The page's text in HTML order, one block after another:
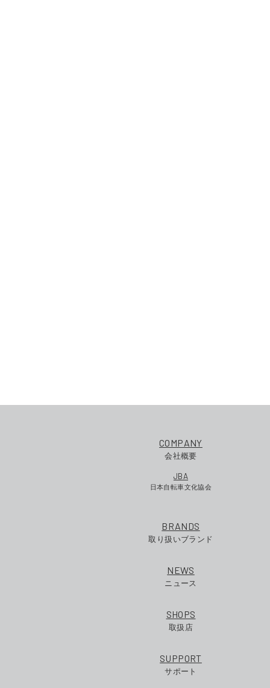
COMPANY
会社概要
JBA
日本自転車文化協会
BRANDS
取り扱いブランド
NEWS
ニュース
SHOPS
取扱店
SUPPORT
サポート